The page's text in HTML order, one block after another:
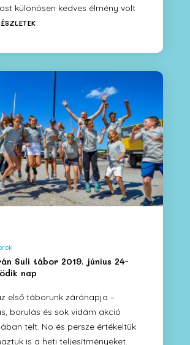
különösen kedves élmény volt
Suli tábor 2019. június 24-
nap
első táborunk zárónapja –
borulás és sok vidám akció
telt. No és persze értékeltük
is a heti teljesítményeket.